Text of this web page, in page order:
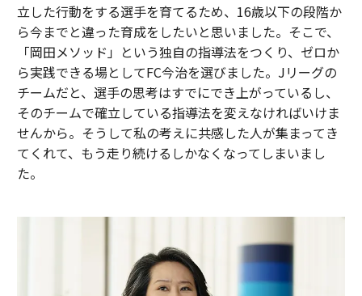
立した行動をする選手を育てるため、16歳以下の段階か
ら今までと違った育成をしたいと思いました。そこで、
「岡田メソッド」という独自の指導法をつくり、ゼロか
ら実践できる場としてFC今治を選びました。Jリーグの
チームだと、選手の思考はすでにでき上がっているし、
そのチームで確立している指導法を変えなければいけま
せんから。そうして私の考えに共感した人が集まってき
てくれて、もう走り続けるしかなくなってしまいまし
た。